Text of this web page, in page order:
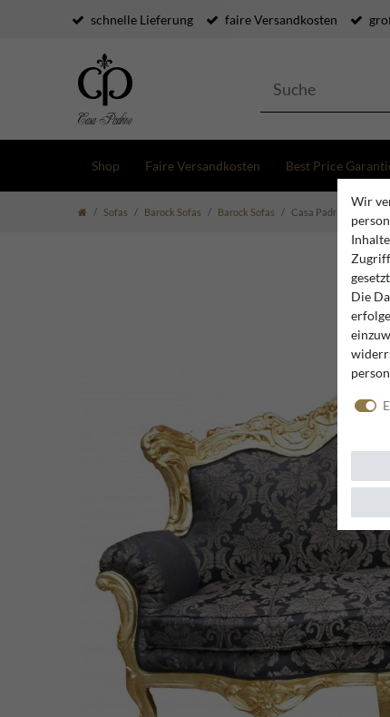
schnelle Lieferung faire Versandkosten
Shop Faire Versandkosten Best Price
Sofas Barock Sofas Barock Sofas Casa Padrino Barock
Wir
Die